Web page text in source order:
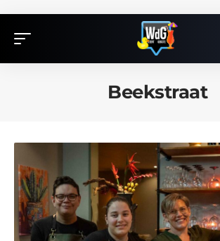
Beekstraat